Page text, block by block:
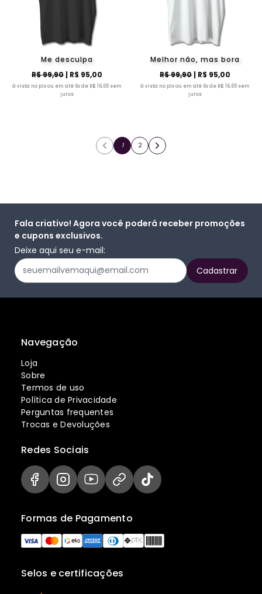
Me desculpa
R$ 99,90| R$ 95,00
à vista no pix ou em até 6x de R$ 16,65 sem
juros
Melhor não, mas bora
R$ 99,90| R$ 95,00
à vista no pix ou em até 6x de R$ 16,65 sem
juros
1 2
Fala criativo! Agora você poderá receber promoções
e cupons exclusivos.
Deixe aqui seu e-mail:
Navegação
Loja
Sobre
Termos de uso
Política de Privacidade
Perguntas frequentes
Trocas e Devoluções
Selos e certificações
Formas de Pagamento
Redes Sociais